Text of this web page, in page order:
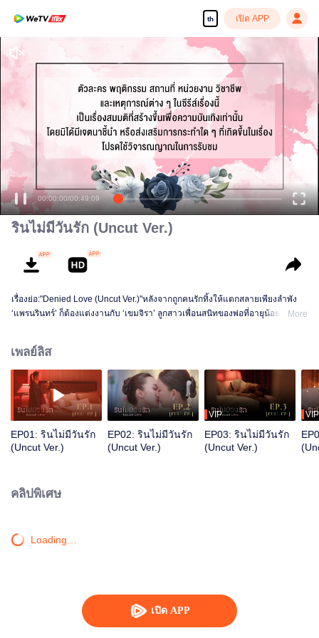
th เปิด APP
เปิด APP
00:00:00/00:49:09
รินไม่มีวันรัก (Uncut Ver.)
เรื่องย่อ:"Denied Love (Uncut Ver.)"หลังจากถูกคนรักทิ้งให้แตกสลายเพียงลำพัง
‘แพรนรินทร์’ ก็ต้องแต่งงานกับ ‘เขมจิรา’ ลูกสาวเพื่อนสนิทของพ่อที่อายุน้อยกว่าเธอ
จนหมดหัวใจ”
More
เพลย์ลิส
EP01: รินไม่มีวันรัก
(Uncut Ver.)
EP02: รินไม่มีวันรัก
(Uncut Ver.)
VIP
EP03: รินไม่มีวันรัก
(Uncut Ver.)
VIP
คลิปพิเศษ
Loading…